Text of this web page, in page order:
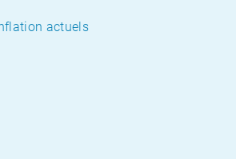
actuels